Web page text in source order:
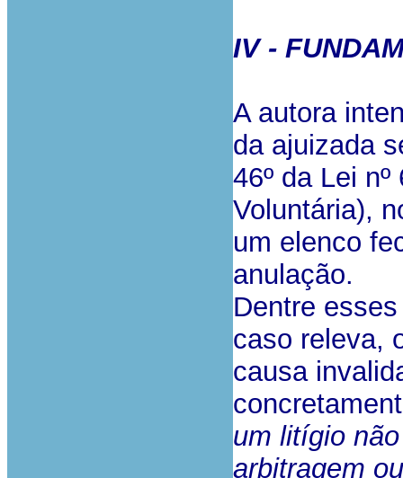
IV -
A autora
da ajuizada
46º da Lei
Voluntária),
um elenco
anulação.
Dentre
caso releva,
causa
um litígio
arbitragem